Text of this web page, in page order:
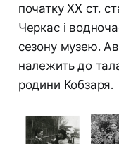
початку XX ст.
Черкас і
сезону музею.
належить до
родини Кобзаря.